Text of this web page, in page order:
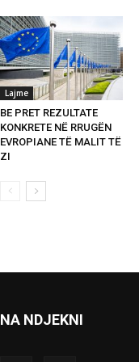
Lajme
BE PRET REZULTATE
KONKRETE NË RRUGËN
EVROPIANE TË MALIT TË
ZI
NA NDJEKNI